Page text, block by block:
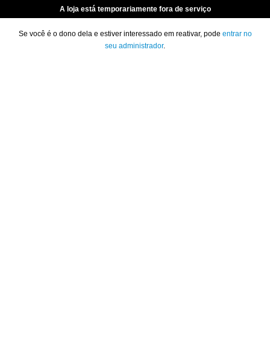
A loja está temporariamente fora de serviço
Se você é o dono dela e estiver interessado em reativar, pode entrar no
seu administrador.